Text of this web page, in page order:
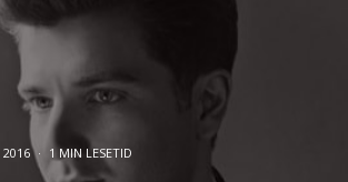
2016 · 1 MIN LESETID